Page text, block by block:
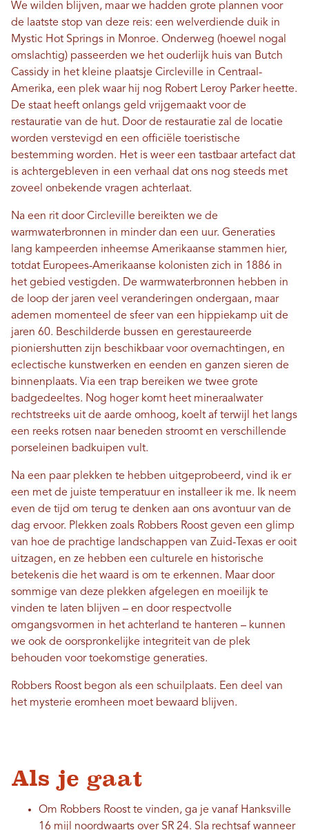
We wilden blijven, maar we hadden grote plannen voor
de laatste stop van deze reis: een welverdiende duik in
Mystic Hot Springs in Monroe. Onderweg (hoewel nogal
omslachtig) passeerden we het ouderlijk huis van Butch
Cassidy in het kleine plaatsje Circleville in Centraal-
Amerika, een plek waar hij nog Robert Leroy Parker heette.
De staat heeft onlangs geld vrijgemaakt voor de
restauratie van de hut. Door de restauratie zal de locatie
worden verstevigd en een officiële toeristische
bestemming worden. Het is weer een tastbaar artefact dat
is achtergebleven in een verhaal dat ons nog steeds met
zoveel onbekende vragen achterlaat.
Na een rit door Circleville bereikten we de
warmwaterbronnen in minder dan een uur. Generaties
lang kampeerden inheemse Amerikaanse stammen hier,
totdat Europees-Amerikaanse kolonisten zich in 1886 in
het gebied vestigden. De warmwaterbronnen hebben in
de loop der jaren veel veranderingen ondergaan, maar
ademen momenteel de sfeer van een hippiekamp uit de
jaren 60. Beschilderde bussen en gerestaureerde
pioniershutten zijn beschikbaar voor overnachtingen, en
eclectische kunstwerken en eenden en ganzen sieren de
binnenplaats. Via een trap bereiken we twee grote
badgedeeltes. Nog hoger komt heet mineraalwater
rechtstreeks uit de aarde omhoog, koelt af terwijl het langs
een reeks rotsen naar beneden stroomt en verschillende
porseleinen badkuipen vult.
Na een paar plekken te hebben uitgeprobeerd, vind ik er
een met de juiste temperatuur en installeer ik me. Ik neem
even de tijd om terug te denken aan ons avontuur van de
dag ervoor. Plekken zoals Robbers Roost geven een glimp
van hoe de prachtige landschappen van Zuid-Texas er ooit
uitzagen, en ze hebben een culturele en historische
betekenis die het waard is om te erkennen. Maar door
sommige van deze plekken afgelegen en moeilijk te
vinden te laten blijven – en door respectvolle
omgangsvormen in het achterland te hanteren – kunnen
we ook de oorspronkelijke integriteit van de plek
behouden voor toekomstige generaties.
Robbers Roost begon als een schuilplaats. Een deel van
het mysterie eromheen moet bewaard blijven.
Als je gaat
Om Robbers Roost te vinden, ga je vanaf Hanksville
16 mijl noordwaarts over SR 24. Sla rechtsaf wanneer